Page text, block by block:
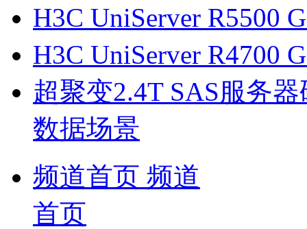
H3C UniServer R5500
H3C UniServer R4700
超聚变2.4T SAS服务
数据场景
频道首页 频道
首页